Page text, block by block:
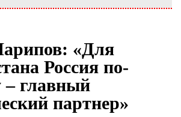
«Для
Россия по-
главный
партнер»